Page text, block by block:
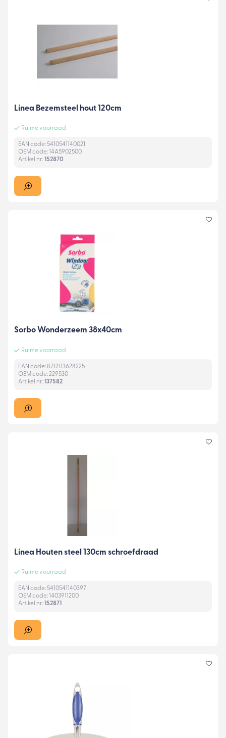
Linea Bezemsteel hout 120cm
Ruime voorraad
EAN code: 5410541140021
OEM code: 14A5902500
Artikel nr.: 152870
Sorbo Wonderzeem 38x40cm
Ruime voorraad
EAN code: 8712113628225
OEM code: 229530
Artikel nr.:137582
Linea Houten steel 130cm schroefdraad
Ruime voorraad
EAN code: 5410541140397
OEM code: 1403911200
Artikel nr.:152871